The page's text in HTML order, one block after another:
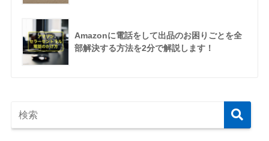
Amazonに電話をして出品のお困りごとを全
部解決する方法を2分で解説します！